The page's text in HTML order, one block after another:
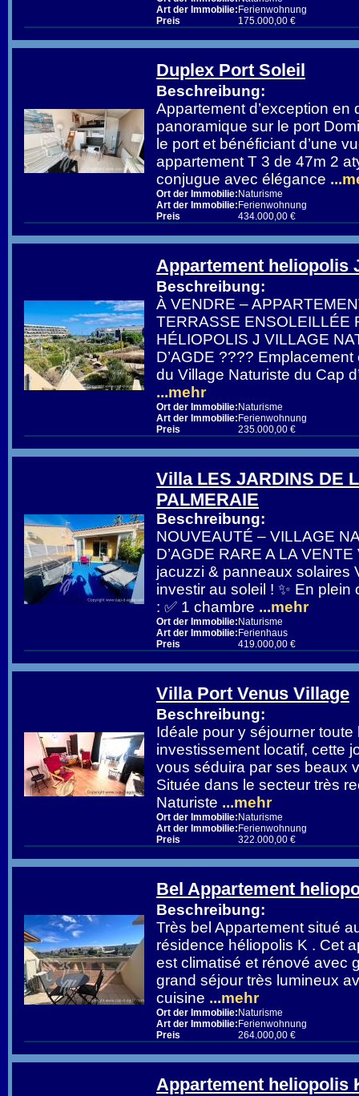
Art der Immobilie: Ferienwohnung
Preis
175.000,00 €
Duplex Port Soleil
Beschreibung:
Appartement d’exception en
panoramique sur le port
le port et bénéficiant d’une
appartement T 3 de 47m 2
conjugue avec élégance
Ort der Immobilie: Naturisme
Art der Immobilie: Ferienwohnung
Preis
434.000,00 €
Appartement heliopolis
Beschreibung:
À VENDRE –
TERRASSE ENSOLEILLÉE
HÉLIOPOLIS J VILLAGE
D’AGDE ????
du Village Naturiste du Cap
...mehr
Ort der Immobilie: Naturisme
Art der Immobilie: Ferienwohnung
Preis
235.000,00 €
Villa LES JARDINS DE
PALMERAIE
Beschreibung:
NOUVEAUTÉ – VILLAGE
D’AGDE RARE A LA
jacuzzi & panneaux solaires
investir au soleil ! ✨ En
: ✅ 1 chambre ...mehr
Ort der Immobilie: Naturisme
Art der Immobilie: Ferienhaus
Preis
419.000,00 €
Villa Port Venus Village
Beschreibung:
Idéale pour y séjourner toute
investissement locatif, cette
vous séduira par ses beaux
Située dans le secteur très
Naturiste ...mehr
Ort der Immobilie: Naturisme
Art der Immobilie: Ferienwohnung
Preis
322.000,00 €
Bel Appartement
Beschreibung:
Très bel Appartement situé
résidence héliopolis K . Cet
est climatisé et rénové avec
grand séjour très lumineux
cuisine ...mehr
Ort der Immobilie: Naturisme
Art der Immobilie: Ferienwohnung
Preis
264.000,00 €
Appartement heliopolis